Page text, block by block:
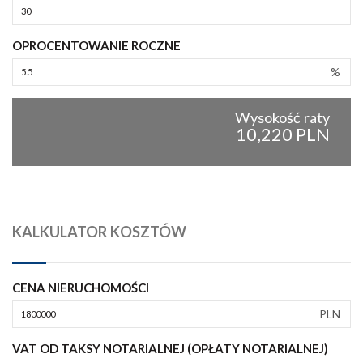
OPROCENTOWANIE ROCZNE
%
Wysokość raty
10,220 PLN
KALKULATOR KOSZTÓW
CENA NIERUCHOMOŚCI
PLN
VAT OD TAKSY NOTARIALNEJ (OPŁATY NOTARIALNEJ)